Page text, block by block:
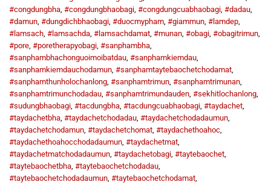
#congdungbha, #congdungbhaobagi, #congdungcuabhaobagi, #dadau,
#damun, #dungdichbhaobagi, #duocmypham, #giammun, #lamdep,
#lamsach, #lamsachda, #lamsachdamat, #munan, #obagi, #obagitrimun,
#pore, #poretherapyobagi, #sanphambha,
#sanphambhachonguoimoibatdau, #sanphamkiemdau,
#sanphamkiemdauchodamun, #sanphamtaytebaochetchodamat,
#sanphamthunholochanlong, #sanphamtrimun, #sanphamtrimunan,
#sanphamtrimunchodadau, #sanphamtrimundauden, #sekhitlochanlong,
#sudungbhaobagi, #tacdungbha, #tacdungcuabhaobagi, #taydachet,
#taydachetbha, #taydachetchodadau, #taydachetchodadaumun,
#taydachetchodamun, #taydachetchomat, #taydachethoahoc,
#taydachethoahocchodadaumun, #taydachetmat,
#taydachetmatchodadaumun, #taydachetobagi, #taytebaochet,
#taytebaochetbha, #taytebaochetchodadau,
#taytebaochetchodadaumun, #taytebaochetchodamat,